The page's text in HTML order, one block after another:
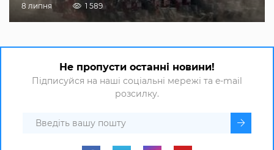
8 липня 1 589
Не пропусти останні новини!
Підписуйся на наші соціальні мережі та e-mail
розсилку.